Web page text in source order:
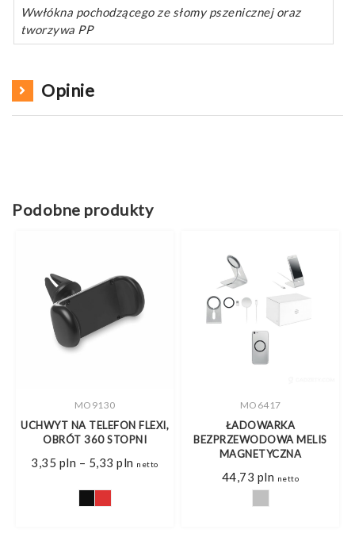
Wwłókna pochodzącego ze słomy pszenicznej oraz
tworzywa PP
Opinie
Podobne produkty
MO9130
UCHWYT NA TELEFON FLEXI,
OBRÓT 360 STOPNI
3,35 pln – 5,33pln Zakres
cen:
netto
MO6417
ŁADOWARKA
BEZPRZEWODOWA MELIS
MAGNETYCZNA
44,73 pln netto